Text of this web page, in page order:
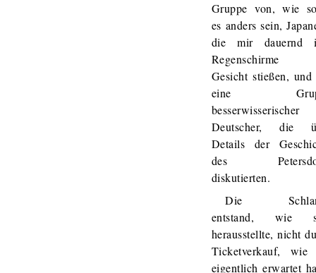
Gruppe von, wie
es anders sein,
die mir dauernd
Regenschirme
Gesicht stießen,
eine
besserwisserischer
Deutscher, die
Details der
des
diskutierten.
Die
entstand, wie
herausstellte, nicht
Ticketverkauf, wie
eigentlich erwartet